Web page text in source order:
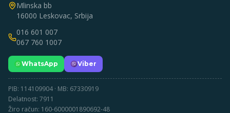
Mlinska bb
16000 Leskovac, Srbija
016 601 007
067 760 1007
WhatsApp Viber
PIB: 114109904 · MB: 67330919
Delatnost: 7911
Žiro račun: 160-6000001890692-48